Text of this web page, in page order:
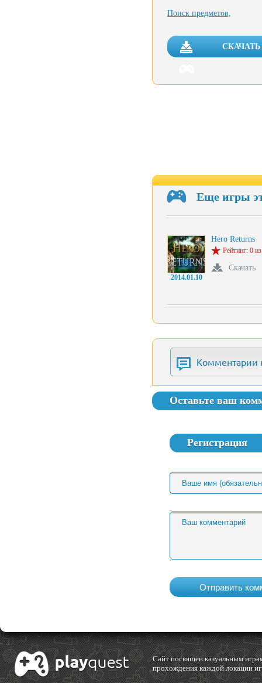
Поиск предметов,
Еще игры
2014.01.10
Hero Returns
Рейтинг: 0
Скачать
Комментарии
Оставьте ваш
Регистрация
Cайт посвящен казуальным
прохождения каждой локации